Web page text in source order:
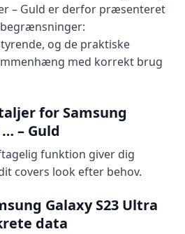
– Guld er derfor præsenteret
og de praktiske
med korrekt brug
for Samsung
– Guld
funktion giver dig
covers look efter behov.
Galaxy S23 Ultra
data